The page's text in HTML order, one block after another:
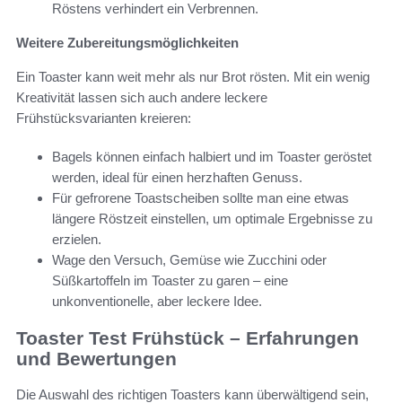
Röstens verhindert ein Verbrennen.
Weitere Zubereitungsmöglichkeiten
Ein Toaster kann weit mehr als nur Brot rösten. Mit ein wenig
Kreativität lassen sich auch andere leckere
Frühstücksvarianten kreieren:
Bagels können einfach halbiert und im Toaster geröstet
werden, ideal für einen herzhaften Genuss.
Für gefrorene Toastscheiben sollte man eine etwas
längere Röstzeit einstellen, um optimale Ergebnisse zu
erzielen.
Wage den Versuch, Gemüse wie Zucchini oder
Süßkartoffeln im Toaster zu garen – eine
unkonventionelle, aber leckere Idee.
Toaster Test Frühstück – Erfahrungen
und Bewertungen
Die Auswahl des richtigen Toasters kann überwältigend sein,